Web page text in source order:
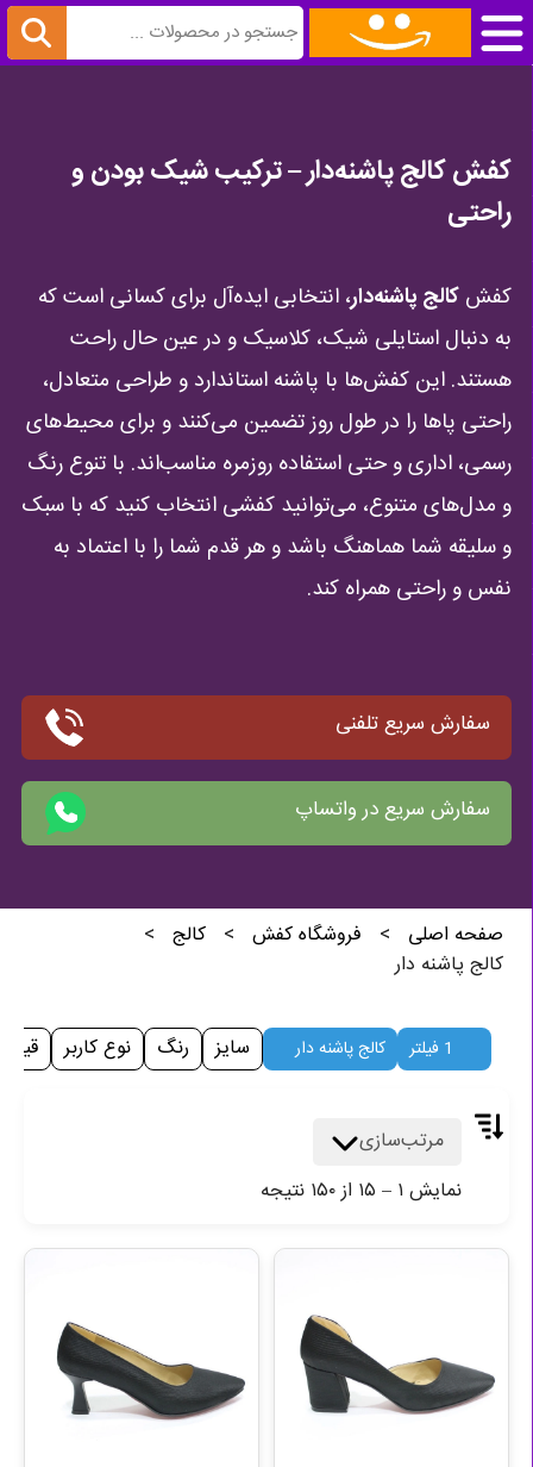
کفش کالج پاشنه‌دار – ترکیب شیک بودن و
راحتی
کفش کالج پاشنه‌دار، انتخابی ایده‌آل برای کسانی است که
به دنبال استایلی شیک، کلاسیک و در عین حال راحت
هستند. این کفش‌ها با پاشنه استاندارد و طراحی متعادل،
راحتی پاها را در طول روز تضمین می‌کنند و برای محیط‌های
رسمی، اداری و حتی استفاده روزمره مناسب‌اند. با تنوع رنگ
و مدل‌های متنوع، می‌توانید کفشی انتخاب کنید که با سبک
و سلیقه شما هماهنگ باشد و هر قدم شما را با اعتماد به
نفس و راحتی همراه کند.
سفارش سریع تلفنی
سفارش سریع در واتساپ
صفحه اصلی > فروشگاه کفش > کالج >
کالج پاشنه دار
1 فیلتر کالج پاشنه دار سایز رنگ نوع کاربر
مرتب‌سازی
نمایش ۱ – ۱۵ از۱۵۰ نتیجه